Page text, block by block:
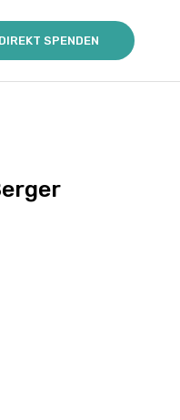
DIREKT SPENDEN